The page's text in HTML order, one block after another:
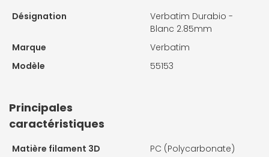
Désignation
Verbatim Durabio -
Blanc 2.85mm
Marque
Verbatim
Modèle
55153
Principales
caractéristiques
Matière filament 3D
PC (Polycarbonate)